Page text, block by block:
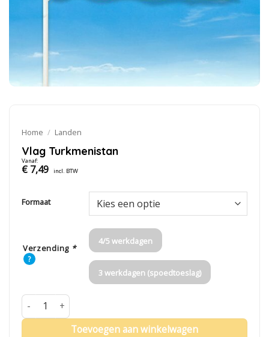
Home / Landen
Vlag Turkmenistan
Vanaf:
€7,49 incl. BTW
Formaat
Verzending *
?
4/5 werkdagen
3 werkdagen (spoedtoeslag)
Vlag Turkmenistan aantal
Toevoegen aan winkelwagen